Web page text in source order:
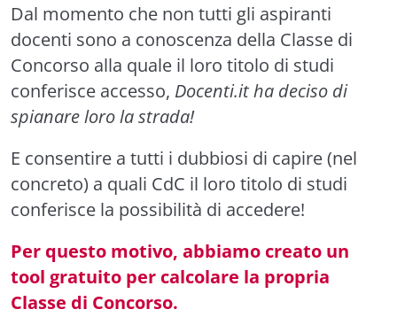
Dal momento che non tutti gli aspiranti
docenti sono a conoscenza della Classe di
Concorso alla quale il loro titolo di studi
conferisce accesso, Docenti.it ha deciso di
spianare loro la strada!
E consentire a tutti i dubbiosi di capire (nel
concreto) a quali CdC il loro titolo di studi
conferisce la possibilità di accedere!
Per questo motivo, abbiamo creato un
tool gratuito per calcolare la propria
Classe di Concorso.